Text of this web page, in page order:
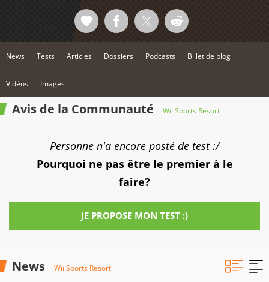
News Tests Articles Dossiers Podcasts Billet de blog
Vidéos Images
Avis de la Communauté Wii Sports Resort
Personne n'a encore posté de test :/
Pourquoi ne pas être le premier à le
faire?
JE PROPOSE MON TEST :)
News Wii Sports Resort